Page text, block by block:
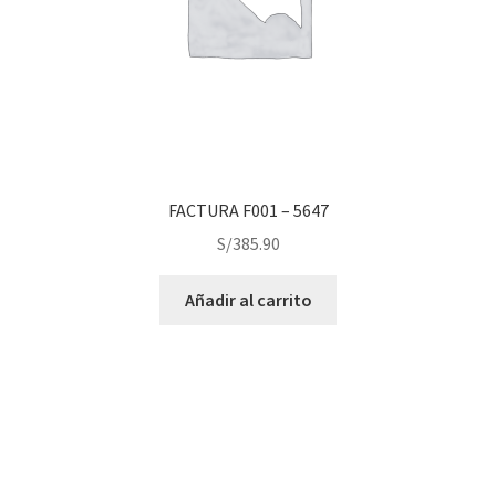
FACTURA F001 – 5647
S/385.90
Añadir al carrito